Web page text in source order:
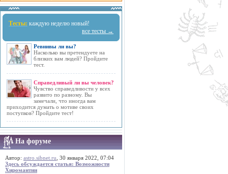
Тесты: каждую неделю новый!
все тесты →
Ревнивы ли вы?
Насколько вы претендуете на
близких вам людей? Пройдите
тест.
Справедливый ли вы человек?
Чувство справедливости у всех
развито по разному. Вы
замечали, что иногда вам
приходится думать о мотиве своих
поступков? Пройдите тест!
На форуме
Автор: astro.sibnet.ru , 30 января 2022, 07:04
Здесь обсуждается статья: Возможности
Хиромантии